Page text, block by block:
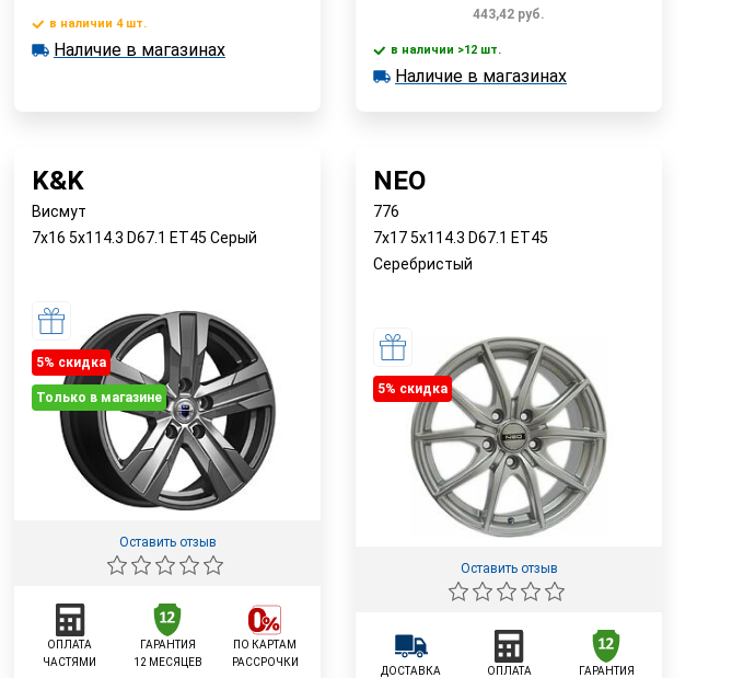
В корзину
в наличии 4 шт.
в наличии 4 шт.
Наличие в магазинах
443,42 руб.
В корзину
в наличии >12 шт.
в наличии >12 шт.
Наличие в магазинах
K&K
Висмут
7x16 5x114.3 D67.1 ET45 Серый
5% cкидка
Только в магазине
Оставить отзыв
ОПЛАТА
ЧАСТЯМИ
ГАРАНТИЯ
12 МЕСЯЦЕВ
ПО КАРТАМ
РАССРОЧКИ
NEO
776
7x17 5x114.3 D67.1 ET45
Серебристый
5% cкидка
Оставить отзыв
ДОСТАВКА ОПЛАТА ГАРАНТИЯ